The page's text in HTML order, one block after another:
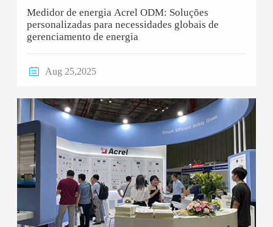
Medidor de energia Acrel ODM: Soluções
personalizadas para necessidades globais de
gerenciamento de energia
 Aug 25,2025